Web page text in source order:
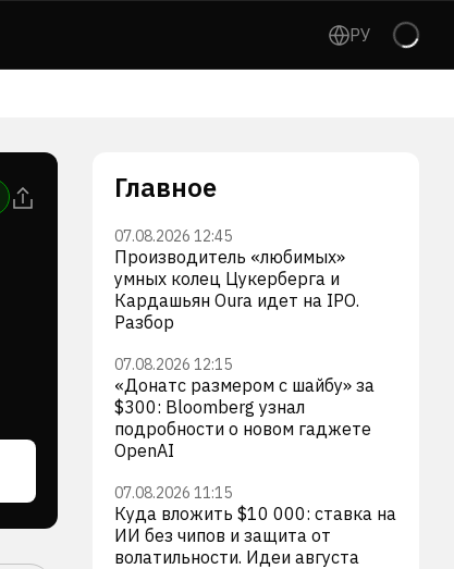
РУ
Главное
07.08.2026 12:45
Производитель «любимых»
умных колец Цукерберга и
Кардашьян Oura идет на IPO.
Разбор
07.08.2026 12:15
«Донатс размером с шайбу» за
$300: Bloomberg узнал
подробности о новом гаджете
OpenAI
07.08.2026 11:15
Куда вложить $10 000: ставка на
ИИ без чипов и защита от
волатильности. Идеи августа